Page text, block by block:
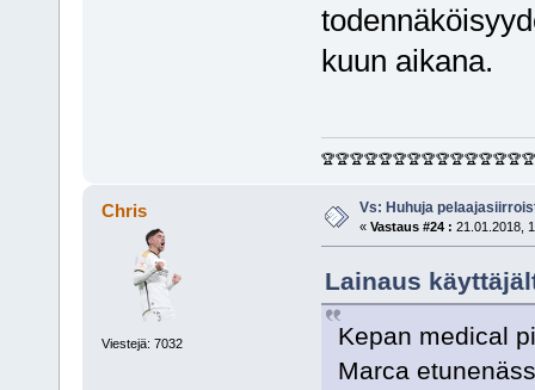
kuun aikana.
🏆🏆🏆🏆🏆🏆🏆🏆🏆🏆🏆🏆🏆🏆🏆
Chris
Viestejä: 7032
Vs: Huhuja
« Vastaus #24 : 21.01.2018,
Lainaus
Kepan medical
Marca